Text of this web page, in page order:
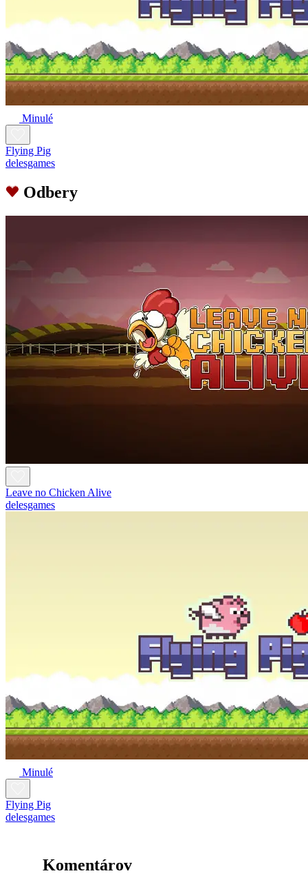
Minulé
Flying Pig
delesgames
Odbery
Leave no Chicken Alive
delesgames
Minulé
Flying Pig
delesgames
Komentárov